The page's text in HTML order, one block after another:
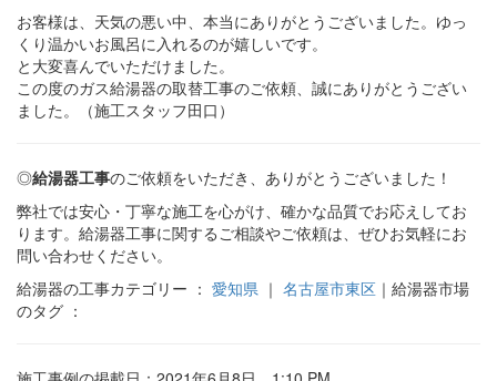
お客様は、天気の悪い中、本当にありがとうございました。ゆっ
くり温かいお風呂に入れるのが嬉しいです。
と大変喜んでいただけました。
この度のガス給湯器の取替工事のご依頼、誠にありがとうござい
ました。（施工スタッフ田口）
◎給湯器工事のご依頼をいただき、ありがとうございました！
弊社では安心・丁寧な施工を心がけ、確かな品質でお応えしてお
ります。給湯器工事に関するご相談やご依頼は、ぜひお気軽にお
問い合わせください。
給湯器の工事カテゴリー ： 愛知県 ｜ 名古屋市東区 ｜給湯器市場
のタグ ：